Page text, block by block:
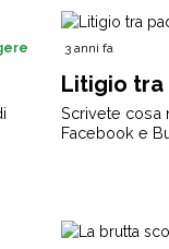
3 anni fa
Litigio tra
Scrivete cosa
Facebook e